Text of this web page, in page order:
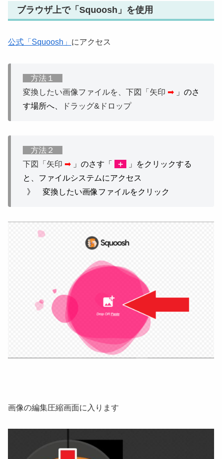
ブラウザ上で「Squoosh」を使用
公式「Squoosh」 にアクセス
方法１
変換したい画像ファイルを、下図「矢印 ➡ 」のさ
す場所へ、
ドラッグ&ドロップ
方法２
下図「矢印 ➡ 」のさす「 ＋
」をクリックする
と、ファイルシステムにアクセス
》 変換したい画像ファイルをクリック
画像の編集圧縮画面に入ります